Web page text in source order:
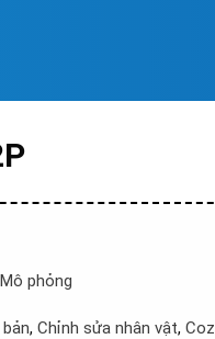
Mô phỏng
, Chỉnh sửa nhân vật,